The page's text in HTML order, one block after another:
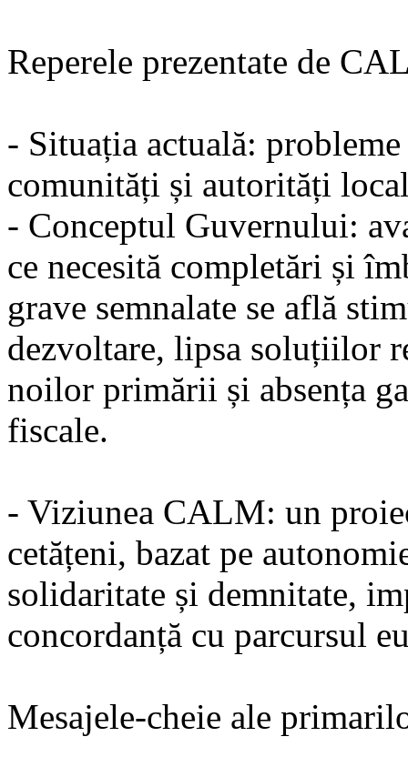
Reperele prezentate de
- Situația actuală:
comunități și autorități
- Conceptul Guvernului:
ce necesită completări și
grave semnalate se află
dezvoltare, lipsa soluțiilor
noilor primării și absența
fiscale.
- Viziunea CALM: un
cetățeni, bazat pe
solidaritate și demnitate,
concordanță cu parcursul
Mesajele-cheie ale